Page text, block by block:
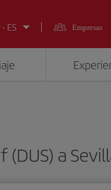
ES
Empresas
a